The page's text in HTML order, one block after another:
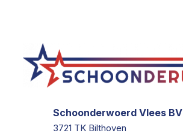
Schoonderwoerd Vlees BV
3721 TK Bilthoven